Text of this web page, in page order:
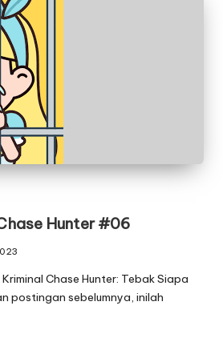
Hunter #06
Chase Hunter: Tebak Siapa
postingan sebelumnya, inilah